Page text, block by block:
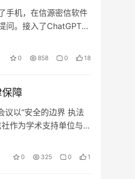
手机，在信源密信软件
问。接入了ChatGPT的
0 858 0 18
保障
议以“安全的边界 执法
作为学术支持单位与
0 325 0 1